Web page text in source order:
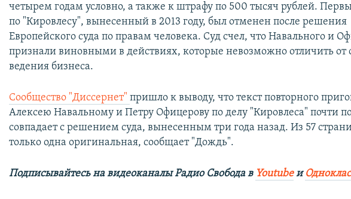
четырем годам условно, а также к штрафу по 500 тысяч рублей.
по "Кировлесу", вынесенный в 2013 году, был отменен после решения
Европейского суда по правам человека. Суд счел, что Навального и
признали виновными в действиях, которые невозможно отличить от
ведения бизнеса.
Сообщество "Диссернет"пришло к выводу, что текст повторного
Алексею Навальному и Петру Офицерову по делу "Кировлеса" почти
совпадает с решением суда, вынесенным три года назад. Из 57
только одна оригинальная, сообщает "Дождь".
Подписывайтесь на видеоканалы Радио Свобода в Youtubeи